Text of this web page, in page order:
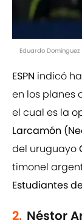
Eduardo Domínguez
ESPN indicó
en los planes
el cual es la
Larcamón
del uruguayo
timonel
Estudiantes
2. Néstor